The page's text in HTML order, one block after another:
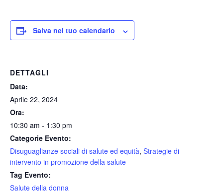
Salva nel tuo calendario
DETTAGLI
Data:
Aprile 22, 2024
Ora:
10:30 am - 1:30 pm
Categorie Evento:
Disuguaglianze sociali di salute ed equità, Strategie di
intervento in promozione della salute
Tag Evento:
Salute della donna